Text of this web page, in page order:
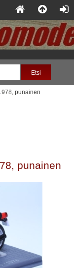
punainen
punainen